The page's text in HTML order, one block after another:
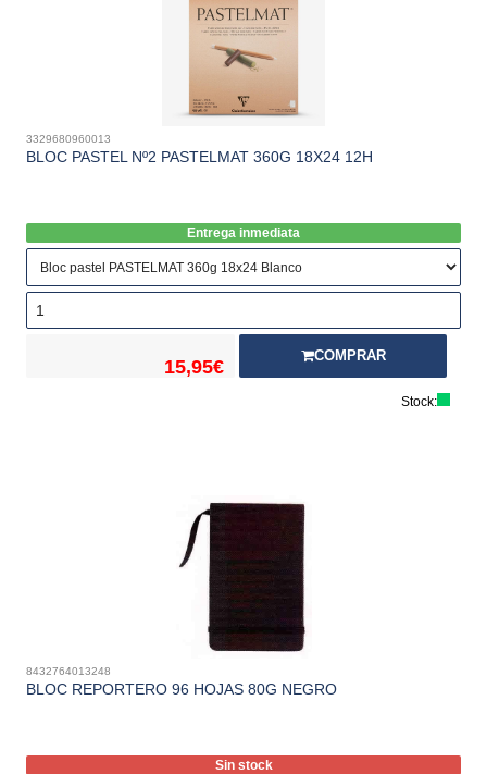
3329680960013
BLOC PASTEL Nº2 PASTELMAT 360G 18X24 12H
Entrega inmediata
15,95€
COMPRAR
Stock:
8432764013248
BLOC REPORTERO 96 HOJAS 80G NEGRO
Sin stock